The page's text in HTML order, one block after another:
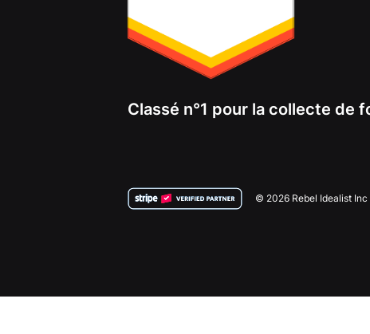
Classé n°1 pour la collecte de
© 2026 Rebel Idealist